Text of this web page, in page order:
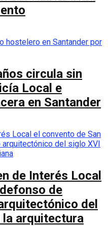
circula sin
Local e
en Santander
de Interés Local
de
del
la arquitectura